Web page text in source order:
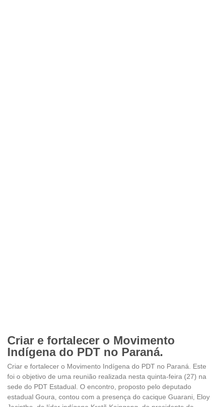
Criar e fortalecer o Movimento
Indígena do PDT no Paraná.
Criar e fortalecer o Movimento Indígena do PDT no Paraná. Este
foi o objetivo de uma reunião realizada nesta quinta-feira (27) na
sede do PDT Estadual. O encontro, proposto pelo deputado
estadual Goura, contou com a presença do cacique Guarani, Eloy